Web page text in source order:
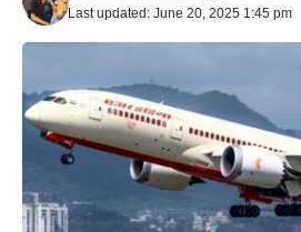
Last updated: June 20, 2025 1:45 pm